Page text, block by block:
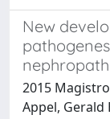
New
2015
Appel, Gerald